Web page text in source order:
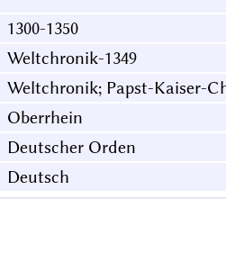
1300-1350
Weltchronik-1349
Weltchronik; Papst-Kaiser-
Oberrhein
Deutscher Orden
Deutsch